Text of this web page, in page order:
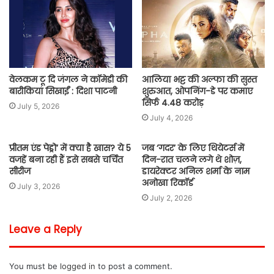
वेलकम टू दि जंगल ने कॉमेडी की
बारीकियां सिखाईं : दिशा पाटनी
July 5, 2026
आलिया भट्ट की अल्फा की सुस्त
शुरुआत, ओपनिंग-डे पर कमाए
सिर्फ 4.48 करोड़
July 4, 2026
प्रीतम एंड पेड्रो’ में क्या है खास? ये 5
वजहें बना रही हैं इसे सबसे चर्चित
सीरीज
July 3, 2026
जब ‘गदर’ के लिए थियेटर्स में
दिन-रात चलने लगे थे शोज़,
डायरेक्टर अनिल शर्मा के नाम
अनोखा रिकॉर्ड
July 2, 2026
Leave a Reply
You must be logged in to post a comment.